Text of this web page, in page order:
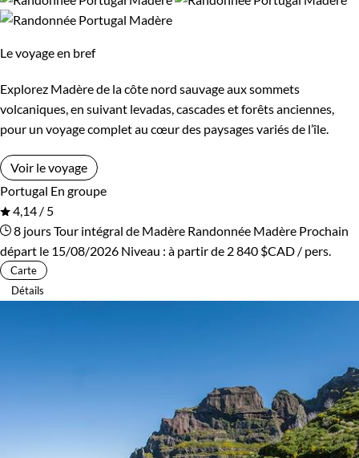
Le voyage en bref
Explorez Madère de la côte nord sauvage aux sommets
volcaniques, en suivant levadas, cascades et forêts anciennes,
pour un voyage complet au cœur des paysages variés de l’île.
Voir le voyage
Portugal En groupe
4,14 / 5
8 joursTour intégral de Madère Randonnée Madère Prochain
départ le 15/08/2026 Niveau : à partir de 2 840 $CAD / pers.
Carte
Détails